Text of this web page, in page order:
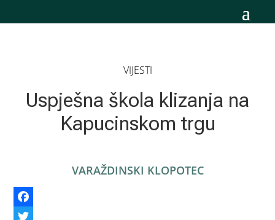
VIJESTI
Uspješna škola klizanja na
Kapucinskom trgu
VARAŽDINSKI KLOPOTEC